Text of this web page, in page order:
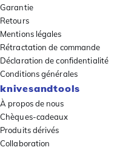
Garantie
Retours
Mentions légales
Rétractation de commande
Déclaration de confidentialité
Conditions générales
knivesandtools
À propos de nous
Chèques-cadeaux
Produits dérivés
Collaboration